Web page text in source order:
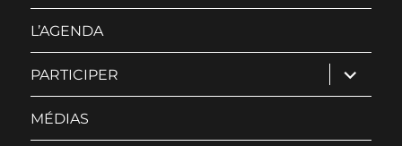
sous-
L’AGENDA
PARTICIPER ouvrir
le
sous-
MÉDIAS